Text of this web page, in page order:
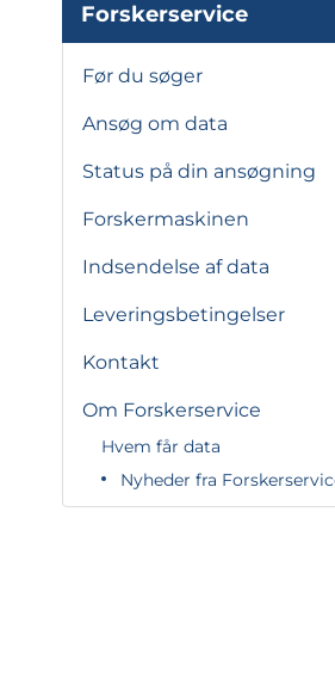
Forskerservice
Før du søger
Ansøg om data
Status på din ansøgning
Forskermaskinen
Indsendelse af data
Leveringsbetingelser
Kontakt
Om Forskerservice
Hvem får data
Nyheder fra